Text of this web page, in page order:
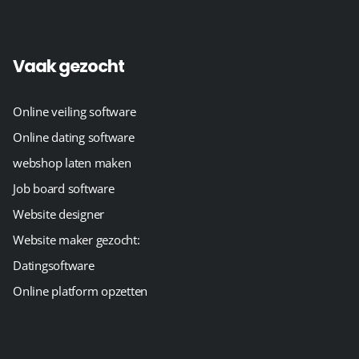
Vaak gezocht
Online veiling software
Online dating software
webshop laten maken
Job board software
Website designer
Website maker gezocht:
Datingsoftware
Online platform opzetten